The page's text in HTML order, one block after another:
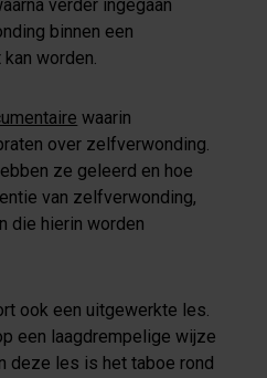
verder ingegaan
binnen een
worden.
waarin
over zelfverwonding.
ze geleerd en hoe
van zelfverwonding,
die hierin worden
ook een uitgewerkte les.
een laagdrempelige wijze
deze les is het taboe rond